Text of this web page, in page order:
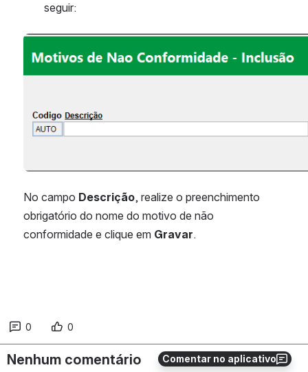
Comentar no aplicativo
seguir:
No campo Descrição, realize o preenchimento
obrigatório do nome do motivo de não
conformidade e clique em Gravar.
0 0
Nenhum comentário